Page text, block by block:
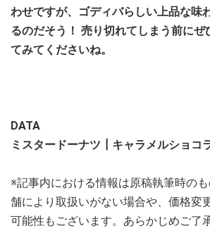
わせですが、ゴディバらしい上品な味
るのだそう！ 売り切れてしまう前にぜ
てみてくださいね。
DATA
ミスタードーナツ┃キャラメルショコ
※記事内における情報は原稿執筆時の
舗により取扱いがない場合や、価格変
可能性もございます。あらかじめご了